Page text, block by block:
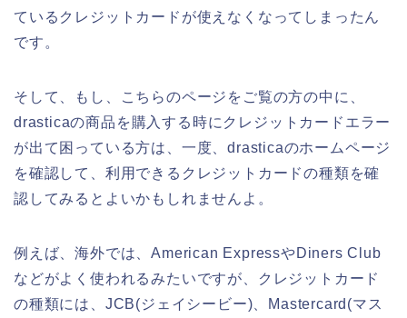
ているクレジットカードが使えなくなってしまったん
です。
そして、もし、こちらのページをご覧の方の中に、
drasticaの商品を購入する時にクレジットカードエラー
が出て困っている方は、一度、drasticaのホームページ
を確認して、利用できるクレジットカードの種類を確
認してみるとよいかもしれませんよ。
例えば、海外では、American ExpressやDiners Club
などがよく使われるみたいですが、クレジットカード
の種類には、JCB(ジェイシービー)、Mastercard(マス